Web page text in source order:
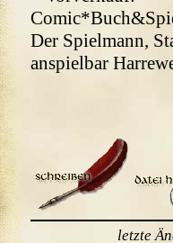
Der Spielmann,
anspielbar
letzte